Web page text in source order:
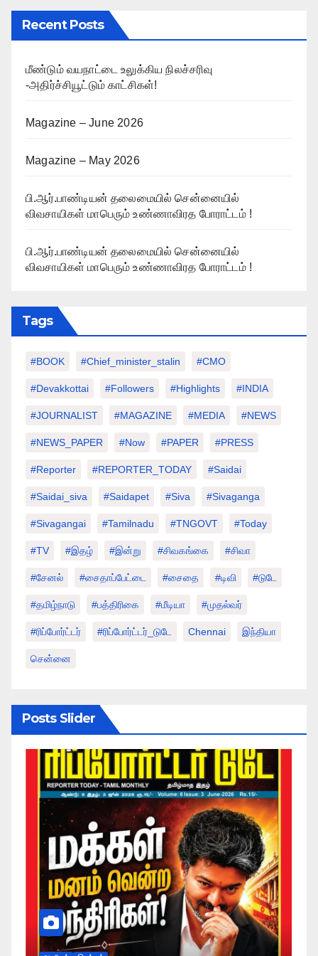
Recent Posts
மீண்டும் வயநாட்டை உலுக்கிய நிலச்சரிவு
-அதிர்ச்சியூட்டும் காட்சிகள்!
Magazine – June 2026
Magazine – May 2026
பி.ஆர்.பாண்டியன் தலைமையில் சென்னையில்
விவசாயிகள் மாபெரும் உண்ணாவிரத போராட்டம் !
பி.ஆர்.பாண்டியன் தலைமையில் சென்னையில்
விவசாயிகள் மாபெரும் உண்ணாவிரத போராட்டம் !
Tags
#BOOK #chief_minister_stalin #CMO
#devakkottai #followers #highlights #INDIA
#JOURNALIST #MAGAZINE #MEDIA #NEWS
#NEWS_PAPER #Now #PAPER #PRESS
#Reporter #REPORTER_TODAY #saidai
#saidai_siva #saidapet #Siva #Sivaganga
#sivagangai #tamilnadu #TNGOVT #today
#TV #இதழ் #இன்று #சிவகங்கை #சிவா
#சேனல் #சைதாப்பேட்டை #சைதை #டிவி #டுடே
#தமிழ்நாடு #பத்திரிகை #மீடியா #முதல்வர்
#ரிப்போர்ட்டர் #ரிப்போர்ட்டர்_டுடே Chennai இந்தியா
சென்னை
Posts Slider